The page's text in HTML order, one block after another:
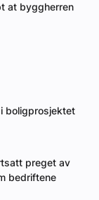
at byggherren
boligprosjektet
preget av
bedriftene